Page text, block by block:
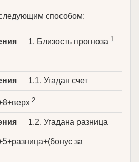
способом:
1. Близость прогноза 1
1.1. Угадан счет
2
1.2. Угадана разница
за